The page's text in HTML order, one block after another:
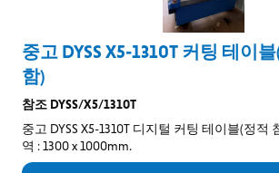
중고 DYSS X5-1310T 커팅 테이
함)
참조 DYSS/X5/1310T
중고 DYSS X5-1310T 디지털 커팅 테이블(정적
역 : 1300 x 1000mm.